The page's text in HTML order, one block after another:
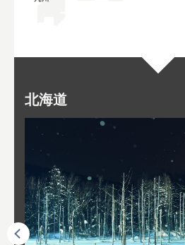
北海道
二世古
仁木
小樽
札幌